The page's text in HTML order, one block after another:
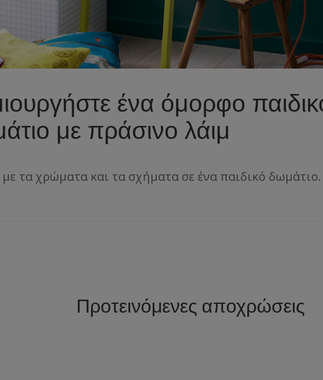
ένα όμορφο
με πράσινο λάιμ
με τα χρώματα και τα σχήματα σε ένα παιδικό δωμάτιο.
Προτεινόμενες αποχρώσεις